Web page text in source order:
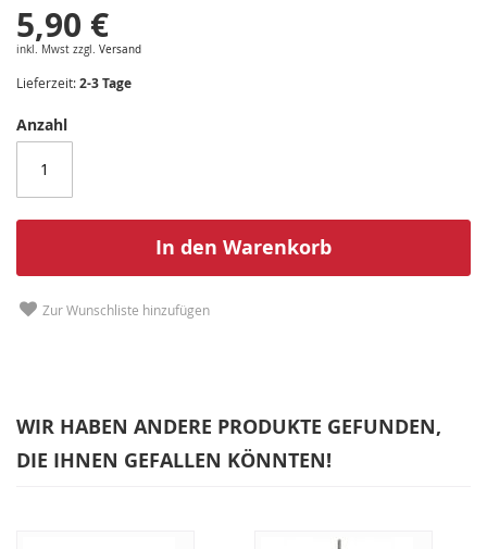
5,90 €
inkl. Mwst zzgl. Versand
Lieferzeit:2-3 Tage
Anzahl
In den Warenkorb
Zur Wunschliste hinzufügen
WIR HABEN ANDERE PRODUKTE GEFUNDEN,
DIE IHNEN GEFALLEN KÖNNTEN!